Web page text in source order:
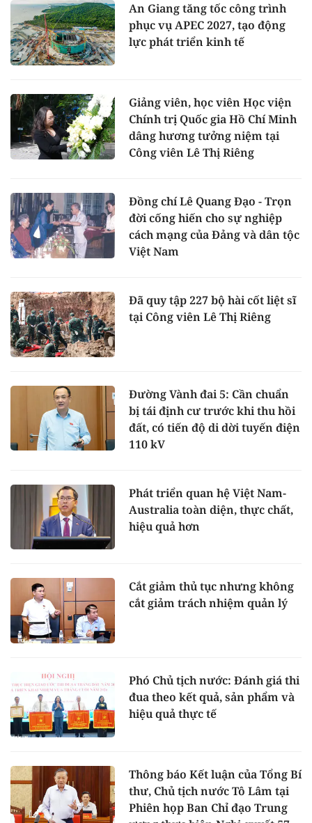
An Giang tăng tốc công trình
phục vụ APEC 2027, tạo động
lực phát triển kinh tế
Giảng viên, học viên Học viện
Chính trị Quốc gia Hồ Chí Minh
dâng hương tưởng niệm tại
Công viên Lê Thị Riêng
Đồng chí Lê Quang Đạo - Trọn
đời cống hiến cho sự nghiệp
cách mạng của Đảng và dân tộc
Việt Nam
Đã quy tập 227 bộ hài cốt liệt sĩ
tại Công viên Lê Thị Riêng
Đường Vành đai 5: Cần chuẩn
bị tái định cư trước khi thu hồi
đất, có tiến độ di dời tuyến điện
110 kV
Phát triển quan hệ Việt Nam-
Australia toàn diện, thực chất,
hiệu quả hơn
Cắt giảm thủ tục nhưng không
cắt giảm trách nhiệm quản lý
Phó Chủ tịch nước: Đánh giá thi
đua theo kết quả, sản phẩm và
hiệu quả thực tế
Thông báo Kết luận của Tổng Bí
thư, Chủ tịch nước Tô Lâm tại
Phiên họp Ban Chỉ đạo Trung